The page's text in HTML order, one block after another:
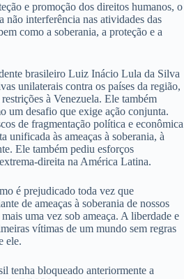
e promoção dos direitos humanos, o
não interferência nas atividades das
como a soberania, a proteção e a
brasileiro Luiz Inácio Lula da Silva
unilaterais contra os países da região,
à Venezuela. Ele também
um desafio que exige ação conjunta.
de fragmentação política e econômica
unificada às ameaças à soberania, à
Ele também pediu esforços
direita na América Latina.
é prejudicado toda vez que
de ameaças à soberania de nossos
uma vez sob ameaça. A liberdade e
vítimas de um mundo sem regras
ele.
tenha bloqueado anteriormente a